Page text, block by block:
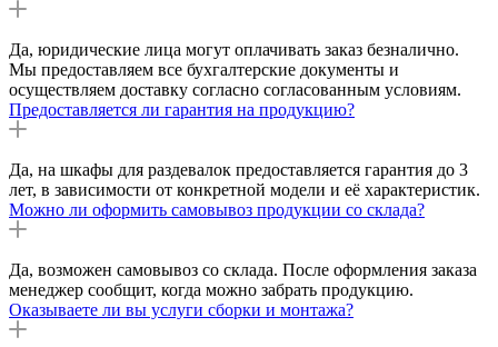
Да, юридические лица могут оплачивать заказ безналично.
Мы предоставляем все бухгалтерские документы и
осуществляем доставку согласно согласованным условиям.
Предоставляется ли гарантия на продукцию?
Да, на шкафы для раздевалок предоставляется гарантия до 3
лет, в зависимости от конкретной модели и её характеристик.
Можно ли оформить самовывоз продукции со склада?
Да, возможен самовывоз со склада. После оформления заказа
менеджер сообщит, когда можно забрать продукцию.
Оказываете ли вы услуги сборки и монтажа?